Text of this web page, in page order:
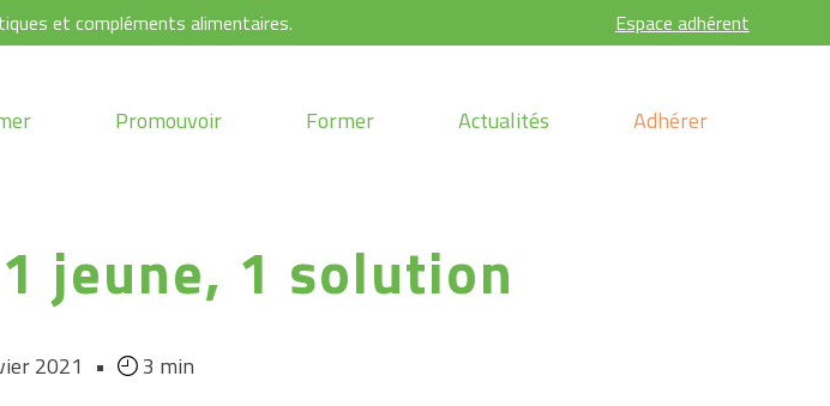
et compléments alimentaires. Espace adhérent
Promouvoir Former Actualités Adhérer
jeune, 1 solution
2021 • 3 min